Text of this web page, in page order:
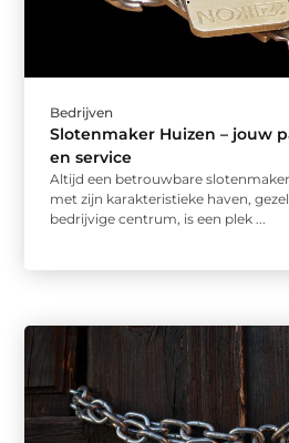
Bedrijven
Slotenmaker Huizen – jouw
en service
Altijd een betrouwbare
met zijn karakteristieke haven,
bedrijvige centrum, is een plek ...